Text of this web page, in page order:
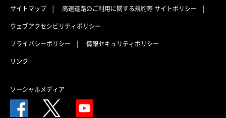
サイトマップ 高速道路のご利用に関する規約等サイトポリシー
ウェブアクセシビリティポリシー
プライバシーポリシー
情報セキュリティポリシー
リンク
ソーシャルメディア